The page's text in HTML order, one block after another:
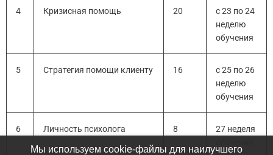
4 Кризисная помощь 20
с 23 по 24
неделю
обучения
5 Стратегия помощи клиенту 16
с 25 по 26
неделю
обучения
6 Личность психолога 8
27 неделя
Мы используем cookie-файлы для наилучшего